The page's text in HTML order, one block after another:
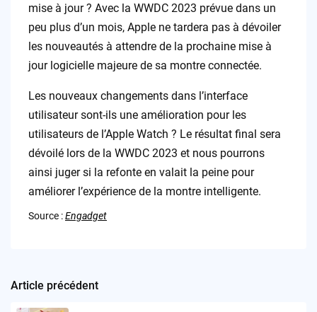
mise à jour ? Avec la WWDC 2023 prévue dans un
peu plus d’un mois, Apple ne tardera pas à dévoiler
les nouveautés à attendre de la prochaine mise à
jour logicielle majeure de sa montre connectée.
Les nouveaux changements dans l’interface
utilisateur sont-ils une amélioration pour les
utilisateurs de l’Apple Watch ? Le résultat final sera
dévoilé lors de la WWDC 2023 et nous pourrons
ainsi juger si la refonte en valait la peine pour
améliorer l’expérience de la montre intelligente.
Source :Engadget
Post
Article précédent